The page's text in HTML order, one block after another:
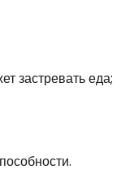
застревать еда;